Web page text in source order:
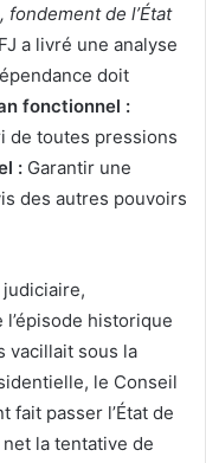
fondement de l’État
a livré une analyse
doit
fonctionnel :
de toutes pressions
: Garantir une
des autres pouvoirs
historique
vacillait sous la
le Conseil
fait passer l’État de
la tentative de